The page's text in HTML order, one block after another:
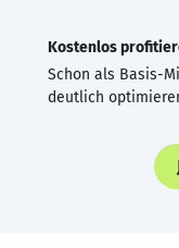
Kostenlos
Schon als Basis-
deutlich